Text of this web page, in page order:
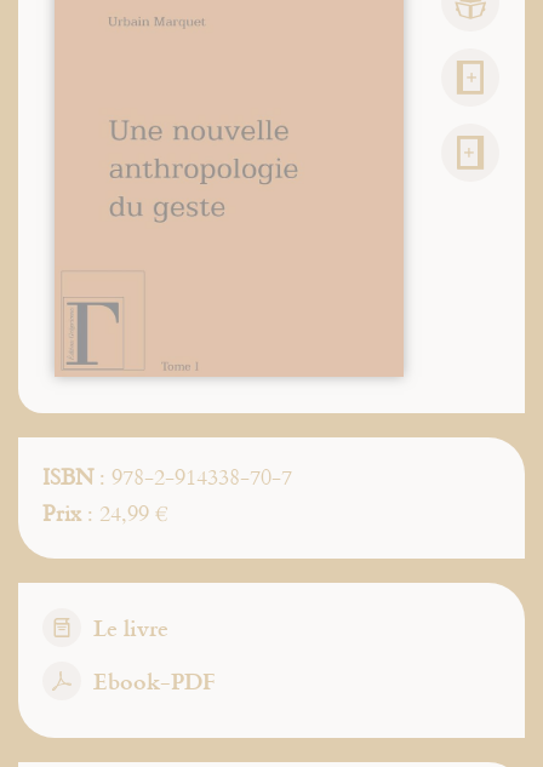
ISBN: 978-2-914338-70-7
Prix: 24,99 €
Le livre
Ebook-PDF